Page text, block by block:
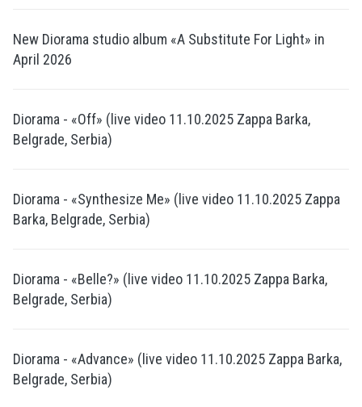
New Diorama studio album «A Substitute For Light» in
April 2026
Diorama - «Off» (live video 11.10.2025 Zappa Barka,
Belgrade, Serbia)
Diorama - «Synthesize Me» (live video 11.10.2025 Zappa
Barka, Belgrade, Serbia)
Diorama - «Belle?» (live video 11.10.2025 Zappa Barka,
Belgrade, Serbia)
Diorama - «Advance» (live video 11.10.2025 Zappa Barka,
Belgrade, Serbia)